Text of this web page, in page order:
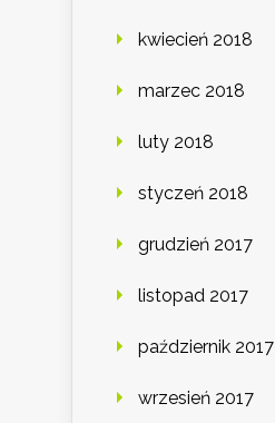
kwiecień 2018
marzec 2018
luty 2018
styczeń 2018
grudzień 2017
listopad 2017
październik 2017
wrzesień 2017